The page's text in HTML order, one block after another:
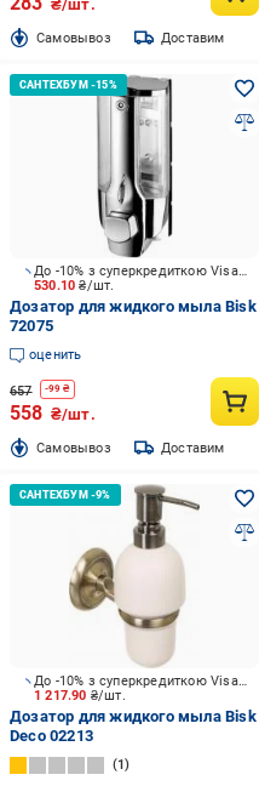
₴/шт.
Cамовывоз Доставим
530.10₴/шт.
До -10% з суперкредиткою Visa Вигода
Дозатор для жидкого мыла Bisk
72075
оценить
657 -99 ₴
558 ₴/шт.
Cамовывоз Доставим
1 217.90 ₴/шт.
До -10% з суперкредиткою Visa Вигода
Дозатор для жидкого мыла Bisk
Deco 02213
1